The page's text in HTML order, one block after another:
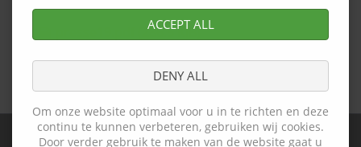
ACCEPT ALL
DENY ALL
Om onze website optimaal voor u in te richten en deze
continu te kunnen verbeteren, gebruiken wij cookies.
Door verder gebruik te maken van de website gaat u
(286.5 KiB)